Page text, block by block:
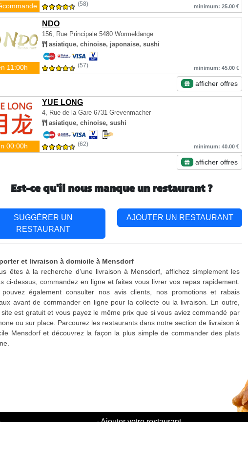
(58) minimum: 25.00 €
NDO
156, Rue Principale 5480 Wormeldange
asiatique, chinoise, japonaise, sushi
11:00h (57) minimum: 45.00 €
afficher offres
YUE LONG
4, Rue de la Gare 6731 Grevenmacher
asiatique, chinoise, sushi
00:00h (62) minimum: 40.00 €
afficher offres
Est-ce qu'il nous manque un restaurant ?
SUGGÉRER UN
RESTAURANT
AJOUTER UN RESTAURANT
et livraison à domicile à Mensdorf
êtes à la recherche d'une livraison à Mensdorf, affichez simplement les
ci-dessus, commandez en ligne et faites vous livrer vos repas rapidement.
pouvez également consulter nos avis clients, nos promotions et rabais
avant de commander en ligne pour la collecte ou la livraison. En outre,
site est gratuit et vous payez le même prix que si vous aviez commandé par
ou sur place. Parcourez les restaurants dans notre section de livraison à
Mensdorf et découvrez la façon la plus simple de commander des plats
·Ajouter votre restaurant